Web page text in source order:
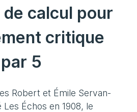
de calcul pour
critique
5
Robert et Émile Servan-
Échos en 1908, le